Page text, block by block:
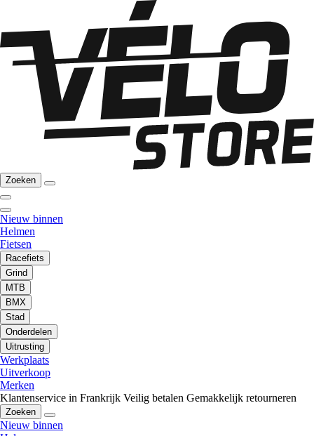
Zoeken
Nieuw binnen
Helmen
Fietsen
Racefiets
Grind
MTB
BMX
Stad
Onderdelen
Uitrusting
Werkplaats
Uitverkoop
Merken
Klantenservice in Frankrijk Veilig betalen Gemakkelijk retourneren
Zoeken
Nieuw binnen